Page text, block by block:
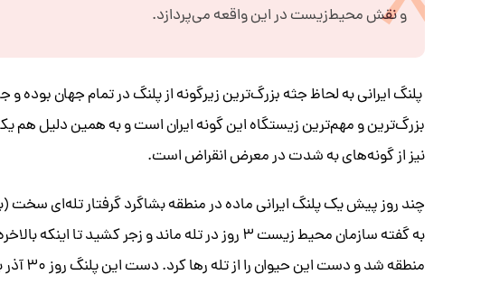
و نقش محیط‌زیست در این واقعه می‌پردازد.
پلنگ ایرانی به لحاظ جثه بزرگ‌ترین زیرگونه از پلنگ در تمام جهان
بزرگ‌ترین و مهم‌ترین زیستگاه این گونه ایران است و به همین دلیل هم
نیز از گونه‌های به شدت در معرض انقراض است.
به گفته سازمان محیط زیست ۳ روز در تله ماند و زجر
منطقه